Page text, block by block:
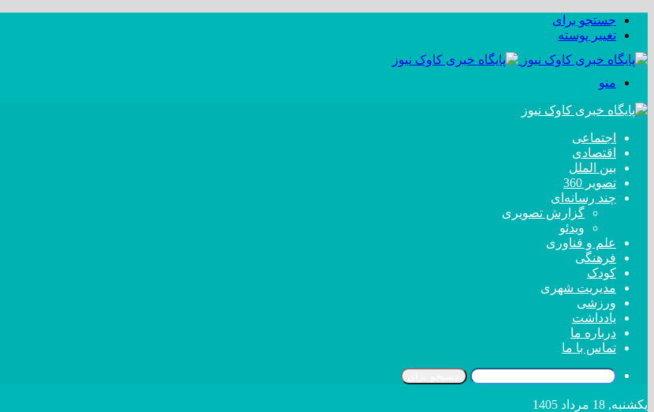
جستجو برای
تغییر پوسته
منو
اجتماعی
اقتصادی
بین الملل
تصویر 360
چند رسانه‌ای
گزارش تصویری
ویدئو
علم و فناوری
فرهنگی
کودک
مدیریت شهری
ورزشی
یادداشت
درباره ما
تماس با ما
یکشنبه, 18 مرداد 1405